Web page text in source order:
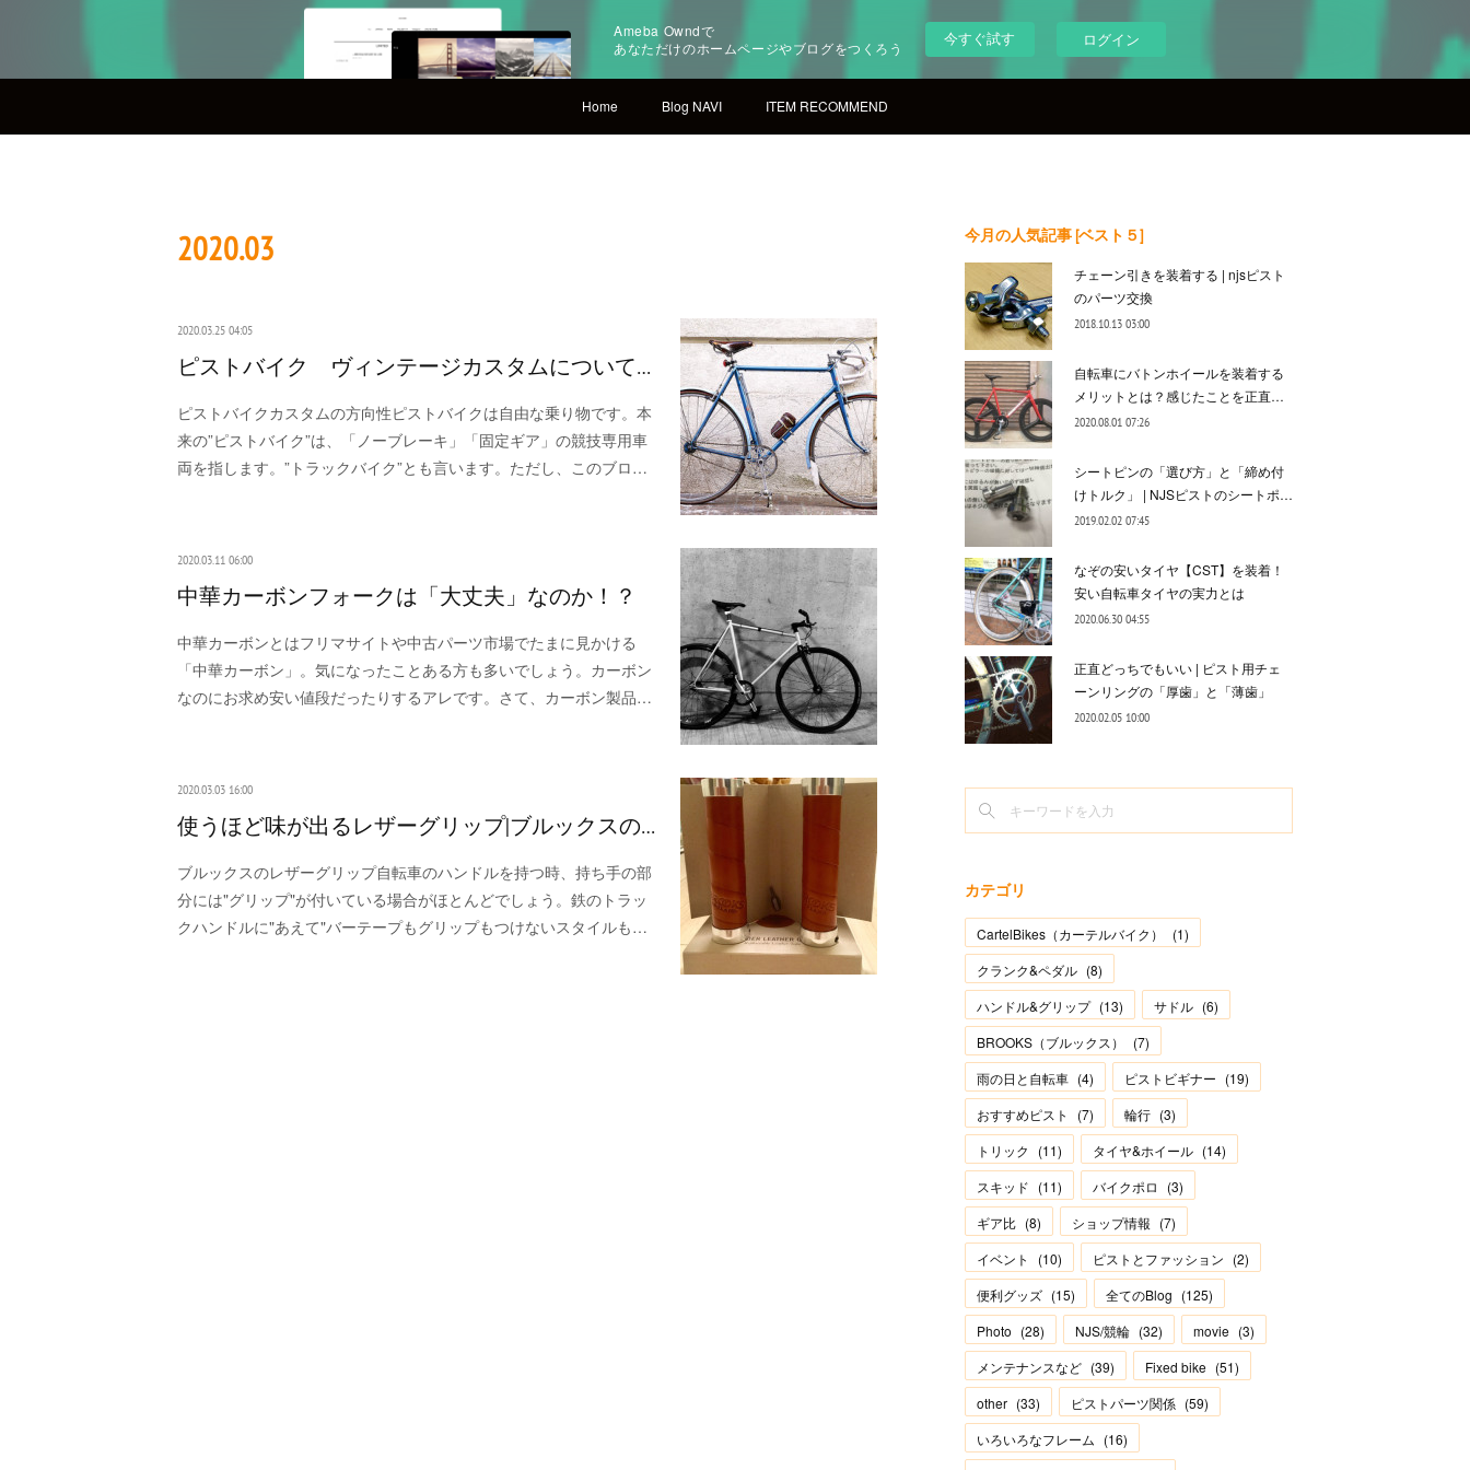
Ameba Owndで
あなただけのホームページやブログをつくろう
今すぐ試す ログイン
Home Blog NAVI ITEM RECOMMEND
2020.03
2020.03.25 04:05
ピストバイク ヴィンテージカスタムについて…
ピストバイクカスタムの方向性ピストバイクは自由な乗り物です。本
来の”ピストバイク”は、「ノーブレーキ」「固定ギア」の競技専用車
両を指します。”トラックバイク”とも言います。ただし、このブロ…
2020.03.11 06:00
中華カーボンフォークは「大丈夫」なのか！？
中華カーボンとはフリマサイトや中古パーツ市場でたまに見かける
「中華カーボン」。気になったことある方も多いでしょう。カーボン
なのにお求め安い値段だったりするアレです。さて、カーボン製品…
2020.03.03 16:00
使うほど味が出るレザーグリップ|ブルックスの…
ブルックスのレザーグリップ自転車のハンドルを持つ時、持ち手の部
分には"グリップ"が付いている場合がほとんどでしょう。鉄のトラッ
クハンドルに"あえて"バーテープもグリップもつけないスタイルも…
今月の人気記事 [ベスト５]
チェーン引きを装着する | njsピスト
のパーツ交換
2018.10.13 03:00
自転車にバトンホイールを装着する
メリットとは？感じたことを正直…
2020.08.01 07:26
シートピンの「選び方」と「締め付
けトルク」 | NJSピストのシートポ…
2019.02.02 07:45
なぞの安いタイヤ【CST】を装着！
安い自転車タイヤの実力とは
2020.06.30 04:55
正直どっちでもいい | ピスト用チェ
ーンリングの「厚歯」と「薄歯」
2020.02.05 10:00
カテゴリ
CartelBikes（カーテルバイク） (1)
クランク&ペダル (8)
ハンドル&グリップ (13) サドル (6)
BROOKS（ブルックス）
(7)
雨の日と自転車 (4) ピストビギナー (19)
おすすめピスト
(7) 輪行 (3)
トリック
(11) タイヤ&ホイール (14)
スキッド (11) バイクポロ (3)
ギア比 (8) ショップ情報 (7)
イベント
(10) ピストとファッション (2)
便利グッズ (15) 全てのBlog (125)
Photo (28) NJS/競輪 (32) movie (3)
メンテナンスなど (39) Fixed bike (51)
other (33) ピストパーツ関係 (59)
いろいろなフレーム (16)